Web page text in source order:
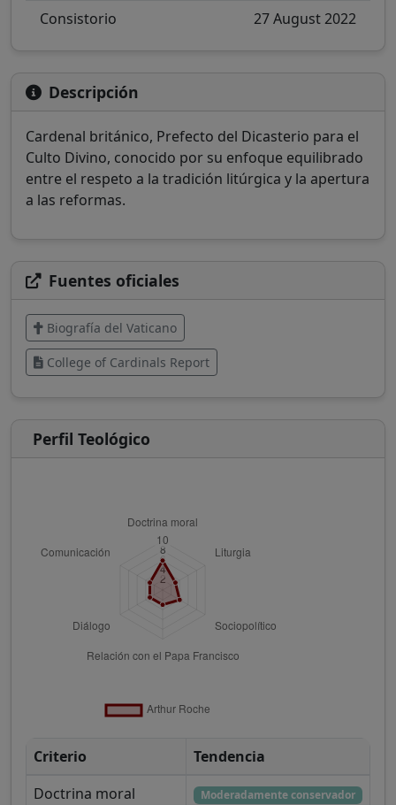
Consistorio
27 August 2022
Descripción
Cardenal británico, Prefecto del Dicasterio para el
Culto Divino, conocido por su enfoque equilibrado
entre el respeto a la tradición litúrgica y la apertura
a las reformas.
Fuentes oficiales
Biografía del Vaticano
College of Cardinals Report
Perfil Teológico
Criterio
Tendencia
Doctrina moral
Moderadamente conservador